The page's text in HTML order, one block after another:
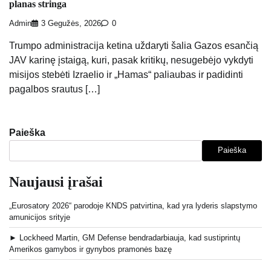
planas stringa
Admin 3 Gegužės, 2026 0
Trumpo administracija ketina uždaryti šalia Gazos esančią
JAV karinę įstaigą, kuri, pasak kritikų, nesugebėjo vykdyti
misijos stebėti Izraelio ir „Hamas“ paliaubas ir padidinti
pagalbos srautus […]
Paieška
Paieška
Naujausi įrašai
„Eurosatory 2026“ parodoje KNDS patvirtina, kad yra lyderis slapstymo
amunicijos srityje
► Lockheed Martin, GM Defense bendradarbiauja, kad sustiprintų
Amerikos gamybos ir gynybos pramonės bazę